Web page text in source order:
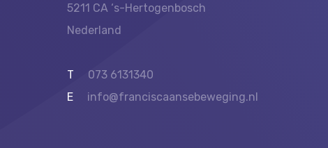
5211 CA ‘s-Hertogenbosch
Nederland
T
073 6131340
E
info@franciscaansebeweging.nl